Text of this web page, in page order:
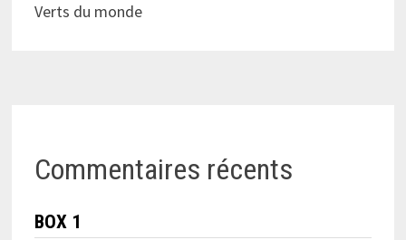
Verts du monde
Commentaires récents
BOX 1